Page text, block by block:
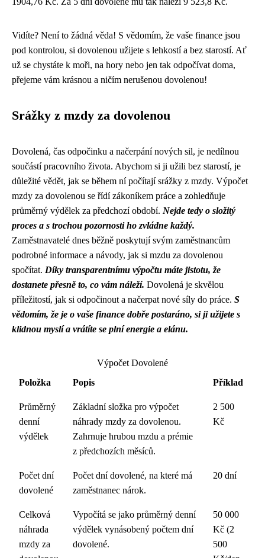
Vidíte? Není to žádná věda! S vědomím, že vaše finance jsou
pod kontrolou, si dovolenou užijete s lehkostí a bez starostí. Ať
už se chystáte k moři, na hory nebo jen tak odpočívat doma,
přejeme vám krásnou a ničím nerušenou dovolenou!
Srážky z mzdy za dovolenou
Dovolená, čas odpočinku a načerpání nových sil, je nedílnou
součástí pracovního života. Abychom si ji užili bez starostí, je
důležité vědět, jak se během ní počítají srážky z mzdy. Výpočet
mzdy za dovolenou se řídí zákoníkem práce a zohledňuje
průměrný výdělek za předchozí období. Nejde tedy o složitý
proces a s trochou pozornosti ho zvládne každý.
Zaměstnavatelé dnes běžně poskytují svým zaměstnancům
podrobné informace a návody, jak si mzdu za dovolenou
spočítat. Díky transparentnímu výpočtu máte jistotu, že
dostanete přesně to, co vám náleží. Dovolená je skvělou
příležitostí, jak si odpočinout a načerpat nové síly do práce. S
vědomím, že je o vaše finance dobře postaráno, si ji užijete s
klidnou myslí a vrátíte se plní energie a elánu.
Výpočet Dovolené
Položka
Popis Příklad
Průměrný
denní
výdělek
Základní složka pro výpočet
náhrady mzdy za dovolenou.
Zahrnuje hrubou mzdu a prémie
z předchozích měsíců.
2 500
Kč
Počet dní
dovolené
Počet dní dovolené, na které má
zaměstnanec nárok.
20 dní
Celková
náhrada
mzdy za
Vypočítá se jako průměrný denní
výdělek vynásobený počtem dní
dovolené.
50 000
Kč (2
500